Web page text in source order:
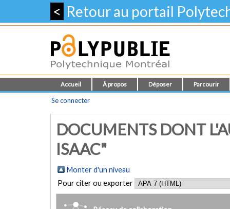
< Retour au portail
Accueil À propos Déposer Parcourir
Se connecter
DOCUMENTS DONT
ISAAC"
Monter d'un niveau
Pour citer ou exporter